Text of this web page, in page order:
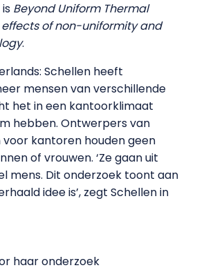
Beyond Uniform Thermal
of non-uniformity and
.
Schellen heeft
mensen van verschillende
het in een kantoorklimaat
hebben. Ontwerpers van
kantoren houden geen
of vrouwen. ‘Ze gaan uit
mens. Dit onderzoek toont aan
idee is’, zegt Schellen in
haar onderzoek